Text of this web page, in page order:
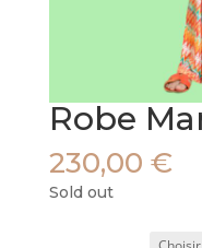
Robe
230,00 €
Sold out